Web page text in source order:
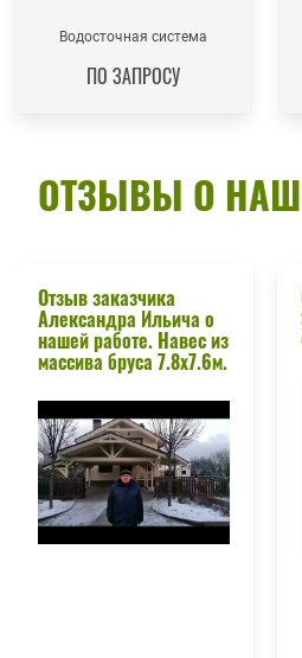
Водосточная система
ПО ЗАПРОСУ
ОТЗЫВЫ О
Отзыв заказчика
Александра Ильича о
нашей работе. Навес из
массива бруса 7.8х7.6м.